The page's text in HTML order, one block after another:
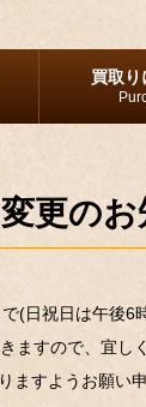
買取り
更の
(日祝日は午後
ますので、宜
ますようお願い申